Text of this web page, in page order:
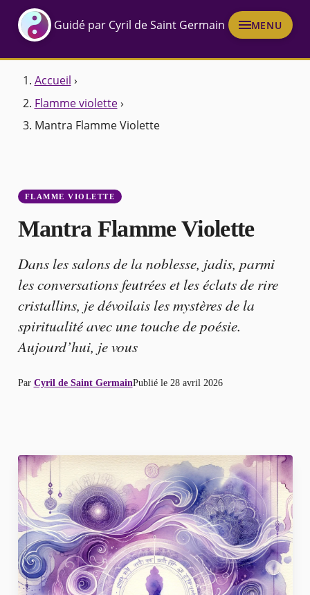
Guidé par Cyril de Saint Germain MENU
Accueil ›
Flamme violette ›
Mantra Flamme Violette
FLAMME VIOLETTE
Mantra Flamme Violette
Dans les salons de la noblesse, jadis, parmi
les conversations feutrées et les éclats de rire
cristallins, je dévoilais les mystères de la
spiritualité avec une touche de poésie.
Aujourd’hui, je vous
Par Cyril de Saint GermainPublié le 28 avril 2026